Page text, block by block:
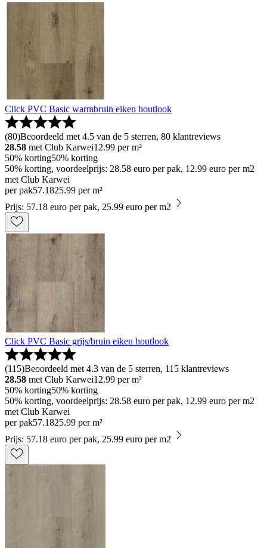
Click PVC Basic warmbruin eiken houtlook
(80)Beoordeeld met 4.5 van de 5 sterren, 80 klantreviews
28.58 met Club Karwei12.99 per m²
50% korting50% korting
50% korting, voordeelprijs: 28.58 euro per pak, 12.99 euro per m2
met Club Karwei
per pak57.1825.99 per m²
Prijs: 57.18 euro per pak, 25.99 euro per m2
Click PVC Basic grijs/bruin eiken houtlook
(115)Beoordeeld met 4.3 van de 5 sterren, 115 klantreviews
28.58 met Club Karwei12.99 per m²
50% korting50% korting
50% korting, voordeelprijs: 28.58 euro per pak, 12.99 euro per m2
met Club Karwei
per pak57.1825.99 per m²
Prijs: 57.18 euro per pak, 25.99 euro per m2